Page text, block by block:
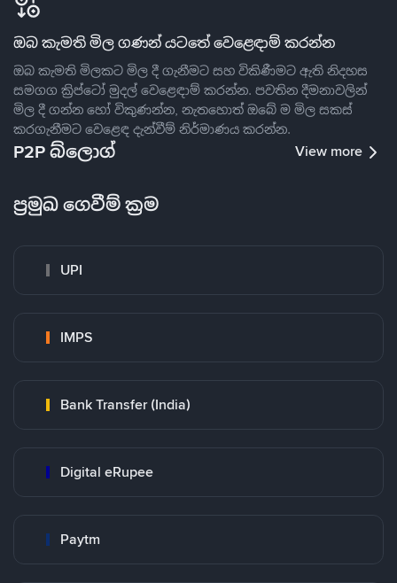
ඔබ කැමති මිල ගණන් යටතේ වෙළෙඳාම් කරන්න
ඔබ කැමති මිලකට මිල දී ගැනීමට සහ විකිණීමට ඇති නිදහස
සමගග ක්‍රිප්ටෝ මුදල් වෙළෙඳාම් කරන්න. පවතින දීමනාවලින්
මිල දී ගන්න හෝ විකුණන්න, නැතහොත් ඔබේ ම මිල සකස්
කරගැනීමට වෙළෙඳ දැන්වීම් නිර්මාණය කරන්න.
P2P බ්ලොග් View more
ප්‍රමුඛ ගෙවීම් ක්‍රම
UPI
IMPS
Bank Transfer (India)
Digital eRupee
Paytm